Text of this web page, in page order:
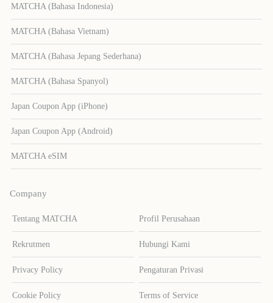
MATCHA (Bahasa Indonesia)
MATCHA (Bahasa Vietnam)
MATCHA (Bahasa Jepang Sederhana)
MATCHA (Bahasa Spanyol)
Japan Coupon App (iPhone)
Japan Coupon App (Android)
MATCHA eSIM
Company
Tentang MATCHA Profil Perusahaan
Rekrutmen Hubungi Kami
Privacy Policy Pengaturan Privasi
Cookie Policy Terms of Service